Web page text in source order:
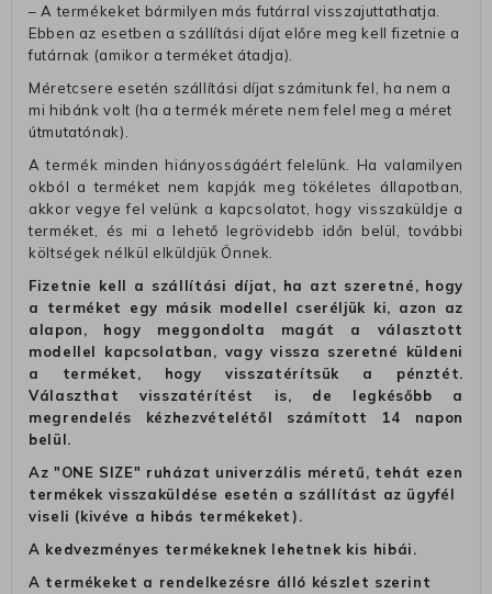
– A termékeket bármilyen más futárral visszajuttathatja.
Ebben az esetben a szállítási díjat előre meg kell fizetnie a
futárnak (amikor a terméket átadja).
Méretcsere esetén szállítási díjat számitunk fel, ha nem a
mi hibánk volt (ha a termék mérete nem felel meg a méret
útmutatónak).
A termék minden hiányosságáért felelünk. Ha valamilyen
okból a terméket nem kapják meg tökéletes állapotban,
akkor vegye fel velünk a kapcsolatot, hogy visszaküldje a
terméket, és mi a lehető legrövidebb időn belül, további
költségek nélkül elküldjük Önnek.
Fizetnie kell a szállítási díjat, ha azt szeretné, hogy
a terméket egy másik modellel cseréljük ki, azon az
alapon, hogy meggondolta magát a választott
modellel kapcsolatban, vagy vissza szeretné küldeni
a terméket, hogy visszatérítsük a pénztét.
Választhat visszatérítést is, de legkésőbb a
megrendelés kézhezvételétől számított 14 napon
belül.
Az "ONE SIZE" ruházat univerzális méretű, tehát ezen
termékek visszaküldése esetén a szállítást az ügyfél
viseli (kivéve a hibás termékeket).
A kedvezményes termékeknek lehetnek kis hibái.
A termékeket a rendelkezésre álló készlet szerint